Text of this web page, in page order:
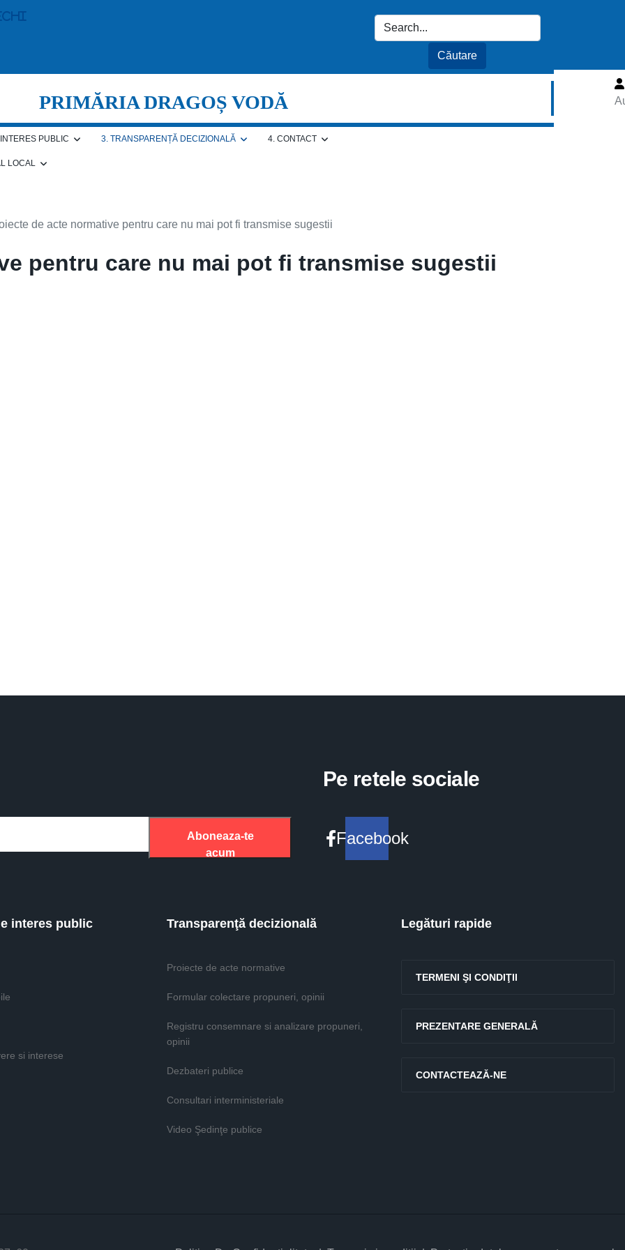
PRIMĂRIA DRAGOȘ VODĂ
PUBLIC 3. TRANSPARENȚĂ DECIZIONALĂ 4. CONTACT
LOCAL
de acte normative pentru care nu mai pot fi transmise sugestii
pentru care nu mai pot fi transmise sugestii
Aboneaza-te
acum
Pe retele sociale
Facebook
interes public
si interese
Transparenţă decizională
Proiecte de acte normative
Formular colectare propuneri, opinii
Registru consemnare si analizare propuneri,
opinii
Dezbateri publice
Consultari interministeriale
Video Şedinţe publice
Legături rapide
TERMENI ŞI CONDIŢII
PREZENTARE GENERALĂ
CONTACTEAZĂ-NE